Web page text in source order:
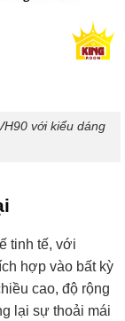
với kiểu dáng
tinh tế, với
hợp vào bất kỳ
cao, độ rộng
lại sự thoải mái